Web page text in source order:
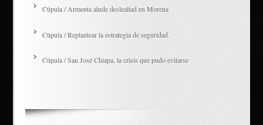
Cúpula / Armenta alude deslealtad en Morena
Cúpula / Replantear la estrategia de seguridad.
Cúpula / San José Chiapa, la crisis que pudo evitarse